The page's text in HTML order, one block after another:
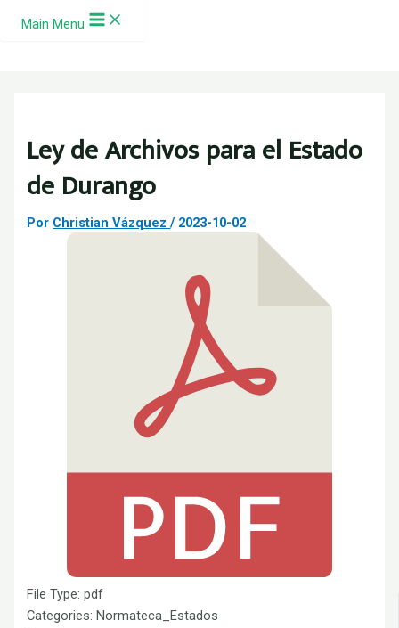
Ir al contenido
Main Menu
Ley de Archivos para el Estado
de Durango
Por Christian Vázquez/ 2023-10-02
File Type:pdf
Categories:Normateca_Estados